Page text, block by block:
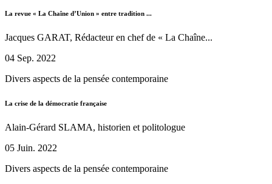
La revue « La Chaîne d’Union » entre tradition ...
Jacques GARAT, Rédacteur en chef de « La Chaîne...
04 Sep. 2022
Divers aspects de la pensée contemporaine
La crise de la démocratie française
Alain-Gérard SLAMA, historien et politologue
05 Juin. 2022
Divers aspects de la pensée contemporaine